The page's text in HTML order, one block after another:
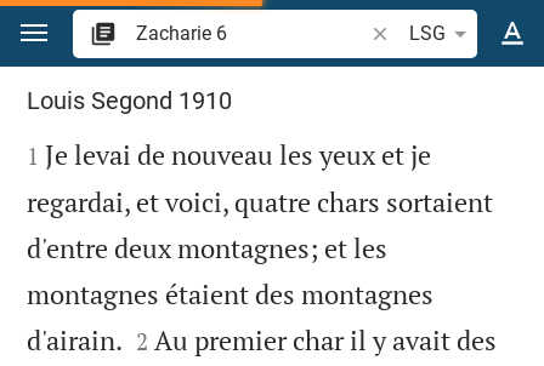
Aller vers contenu
Recherche d'un
LSG
Zacharie 6
Louis Segond 1910

1 Je levai de nouveau les yeux et je
regardai, et voici, quatre chars sortaient
d'entre deux montagnes; et les
montagnes étaient des montagnes
d'airain. 

2 Au premier char il y avait des